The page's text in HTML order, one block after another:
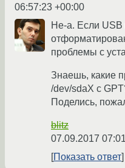
06:57:23 +00:00
Не-а. Если USB
проблемы с
Знаешь, какие
/dev/sdaX с
Поделись,
blitz
07.09.2017
Показать ответ